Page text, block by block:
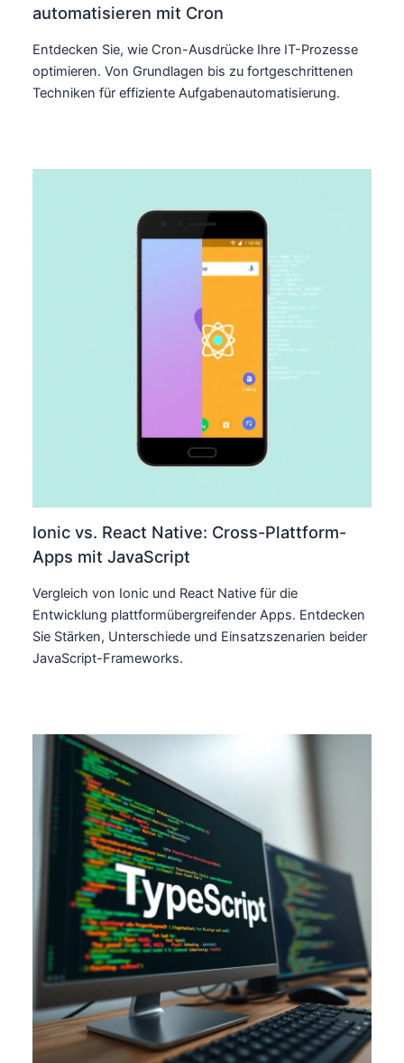
automatisieren mit Cron
Entdecken Sie, wie Cron-Ausdrücke Ihre IT-Prozesse
optimieren. Von Grundlagen bis zu fortgeschrittenen
Techniken für effiziente Aufgabenautomatisierung.
Ionic vs. React Native: Cross-Plattform-
Apps mit JavaScript
Vergleich von Ionic und React Native für die
Entwicklung plattformübergreifender Apps. Entdecken
Sie Stärken, Unterschiede und Einsatzszenarien beider
JavaScript-Frameworks.